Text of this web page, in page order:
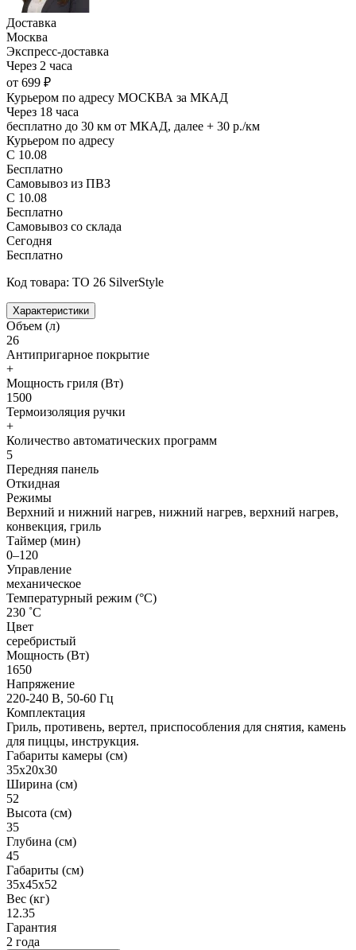
Доставка
Москва
Экспресс-доставка
Через 2 часа
от 699 ₽
Курьером по адресу МОСКВА за МКАД
Через 18 часа
бесплатно до 30 км от МКАД, далее + 30 р./км
Курьером по адресу
С 10.08
Бесплатно
Самовывоз из ПВЗ
С 10.08
Бесплатно
Самовывоз со склада
Сегодня
Бесплатно
Код товара: TO 26 SilverStyle
Характеристики
Объем (л)
26
Антипригарное покрытие
+
Мощность гриля (Вт)
1500
Термоизоляция ручки
+
Количество автоматических программ
5
Передняя панель
Откидная
Режимы
Верхний и нижний нагрев, нижний нагрев, верхний нагрев,
конвекция, гриль
Таймер (мин)
0–120
Управление
механическое
Температурный режим (°С)
230 ˚С
Цвет
серебристый
Мощность (Вт)
1650
Напряжение
220-240 В, 50-60 Гц
Комплектация
Гриль, противень, вертел, приспособления для снятия, камень
для пиццы, инструкция.
Габариты камеры (см)
35x20x30
Ширина (см)
52
Высота (см)
35
Глубина (см)
45
Габариты (см)
35x45x52
Вес (кг)
12.35
Гарантия
2 года